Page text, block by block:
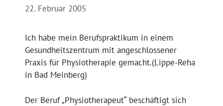
22. Februar 2005
Ich habe mein Berufspraktikum in einem
Gesundheitszentrum mit angeschlossener
Praxis für Physiotherapie gemacht.(Lippe-Reha
in Bad Meinberg)
Der Beruf „Physiotherapeut“ beschäftigt sich